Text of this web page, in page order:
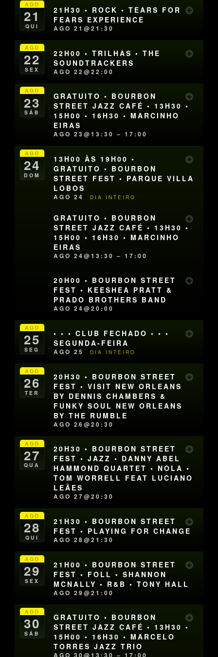
AGO
21
QUI
21H30 • ROCK • TEARS FOR
FEARS EXPERIENCE
AGO 21@21:30
AGO
22
SEX
22H00 • TRILHAS • THE
SOUNDTRACKERS
AGO 22@22:00
AGO
23
SÁB
GRATUITO • BOURBON
STREET JAZZ CAFÉ • 13H30 •
15H00 • 16H30 • MARCINHO
EIRAS
AGO 23@13:30 – 17:00
AGO
24
DOM
13H00 ÀS 19H00 •
GRATUITO • BOURBON
STREET FEST • PARQUE VILLA
LOBOS
AGO 24 DIA INTEIRO
GRATUITO • BOURBON
STREET JAZZ CAFÉ • 13H30 •
15H00 • 16H30 • MARCINHO
EIRAS
AGO 24@13:30 – 17:00
20H00 • BOURBON STREET
FEST • KEESHEA PRATT &
PRADO BROTHERS BAND
AGO 24@20:00
AGO
25
SEG
• • • CLUB FECHADO • • •
SEGUNDA-FEIRA
AGO 25 DIA INTEIRO
AGO
26
TER
20H30 • BOURBON STREET
FEST • VISIT NEW ORLEANS
BY DENNIS CHAMBERS &
FUNKY SOUL NEW ORLEANS
BY THE RUMBLE
AGO 26@20:30
AGO
27
QUA
20H30 • BOURBON STREET
FEST • JAZZ • DANNY ABEL
HAMMOND QUARTET • NOLA •
TOM WORRELL FEAT LUCIANO
LEÃES
AGO 27@20:30
AGO
28
QUI
21H30 • BOURBON STREET
FEST • PLAYING FOR CHANGE
AGO 28@21:30
AGO
29
SEX
21H00 • BOURBON STREET
FEST • FOLL • SHANNON
MCNALLY • R&B • TONY HALL
AGO 29@21:00
AGO
30
SÁB
GRATUITO • BOURBON
STREET JAZZ CAFÉ • 13H30 •
15H00 • 16H30 • MARCELO
TORRES JAZZ TRIO
AGO 30@13:30 – 17:00